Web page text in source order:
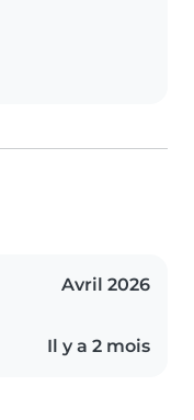
Avril 2026
Il y a 2 mois